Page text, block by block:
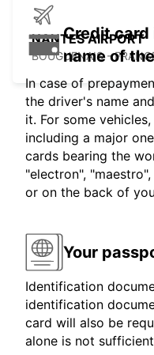
NANTES AIRPORT
BOUGUENAIS -
Credit
name of
In case of
the driver's name
it. For some
including a major
cards bearing the
"electron",
or on the back of
Your
Identification
identification
card will also be
alone is not